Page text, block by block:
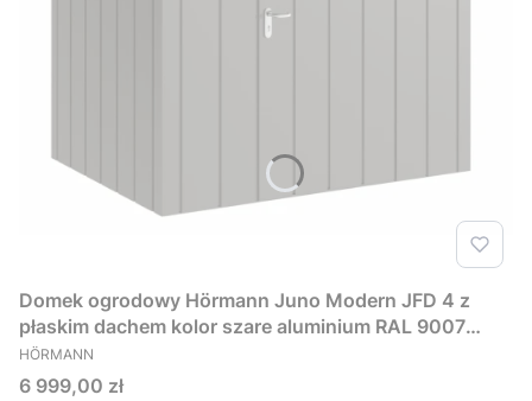
Domek ogrodowy Hörmann Juno Modern JFD 4 z
płaskim dachem kolor szare aluminium RAL 9007
229x181 cm
PRODUCENT
HÖRMANN
Cena
6 999,00 zł